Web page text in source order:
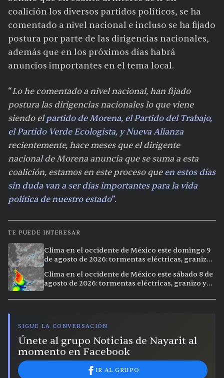
coalición los diversos partidos políticos, se ha
comentado a nivel nacional e incluso se ha fijado
postura por parte de las dirigencias nacionales,
además que en los próximos días habrá
anuncios importantes en el tema local.
“Lo he comentado a nivel nacional, han fijado
postura las dirigencias nacionales lo que viene
siendo elpartido de Morena, el Partido del Trabajo,
el Partido Verde Ecologista, y Nueva Alianza
recientemente, hace meses que el dirigente
nacional de Morena anuncia que se suma a esta
coalición, estamos en este proceso queen estos días
sin duda van a ser días importantes para la vida
política de nuestro estado”.
TE PUEDE INTERESAR
Clima en el occidente de México este domingo 9
de agosto de 2026: tormentas eléctricas, granizo
Clima en el occidente de México este sábado 8 de
agosto de 2026: tormentas eléctricas, granizo y
SIGUE LA CONVERSACIÓN
Únete al grupo Noticias de Nayarit al
momento en Facebook
IR AL GRUPO